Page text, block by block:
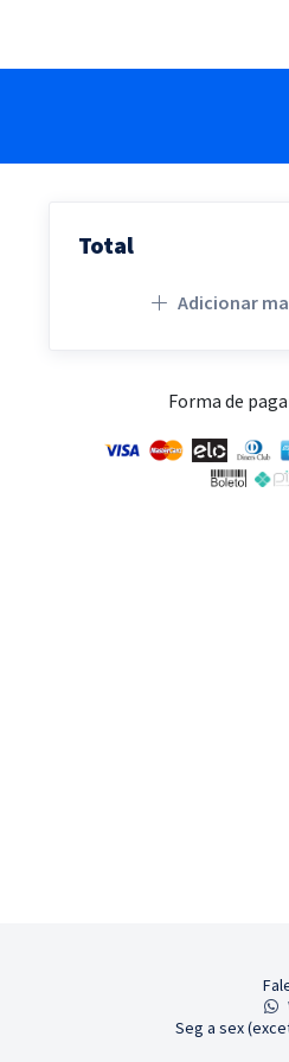
Total
Adicionar
Forma de
Seg a sex